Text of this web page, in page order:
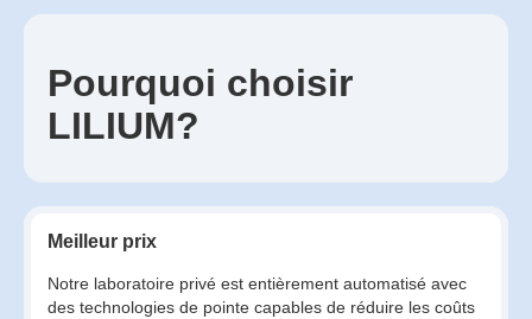
Pourquoi choisir
LILIUM?
Meilleur prix
Notre laboratoire privé est entièrement automatisé avec
des technologies de pointe capables de réduire les coûts